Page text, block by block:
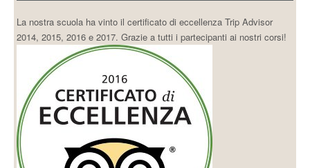
La nostra scuola ha vinto il certificato di eccellenza Trip Advisor
2014, 2015, 2016 e 2017. Grazie a tutti i partecipanti ai nostri corsi!